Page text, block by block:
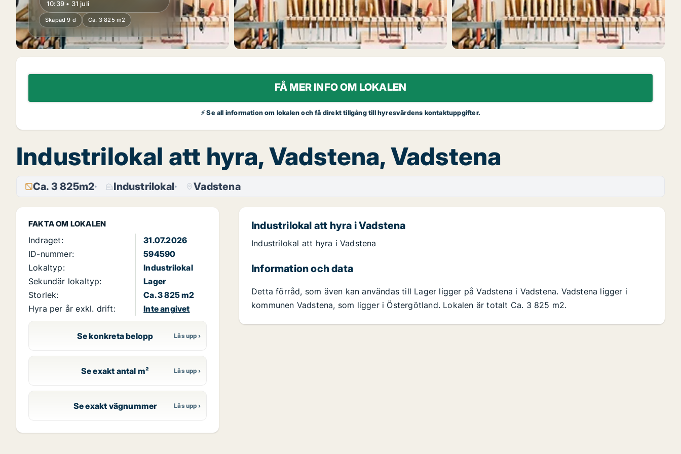
10:39 • 31 juli
Skapad 9 d Ca. 3 825 m2
FÅ MER INFO OM LOKALEN
⚡ Se all information om lokalen och få direkt tillgång till hyresvärdens kontaktuppgifter.
Industrilokal att hyra, Vadstena, Vadstena
Ca. 3 825m2 Industrilokal Vadstena
FAKTA OM LOKALEN
Indraget:
31.07.2026
ID-nummer:
594590
Lokaltyp:
Industrilokal
Sekundär lokaltyp:
Lager
Storlek:
Ca. 3 825 m2
Hyra per år exkl. drift:
Inte angivet
Se konkreta belopp
Se exakt antal m²
Se exakt vägnummer
Industrilokal att hyra i Vadstena
Industrilokal att hyra i Vadstena
Information och data
Detta förråd, som även kan användas till Lager ligger på Vadstena i Vadstena. Vadstena ligger i
kommunen Vadstena, som ligger i Östergötland. Lokalen är totalt Ca. 3 825 m2.